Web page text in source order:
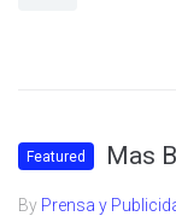
Featured Mas
By Prensa y